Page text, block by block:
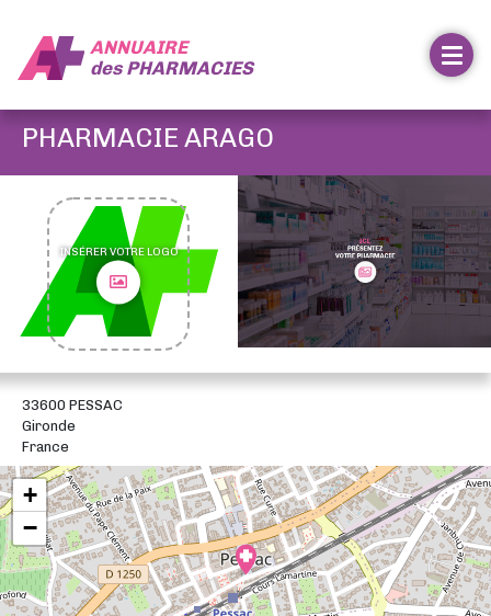
ANNUAIRE
desPHARMACIES
PHARMACIE ARAGO
INSÉRER VOTRE LOGO
33600 PESSAC
Gironde
France
+
−